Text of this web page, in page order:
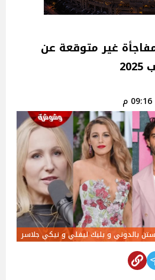
غير متوقعة عن
بالدوني و بليك ليفلي و نيكي جلاسر